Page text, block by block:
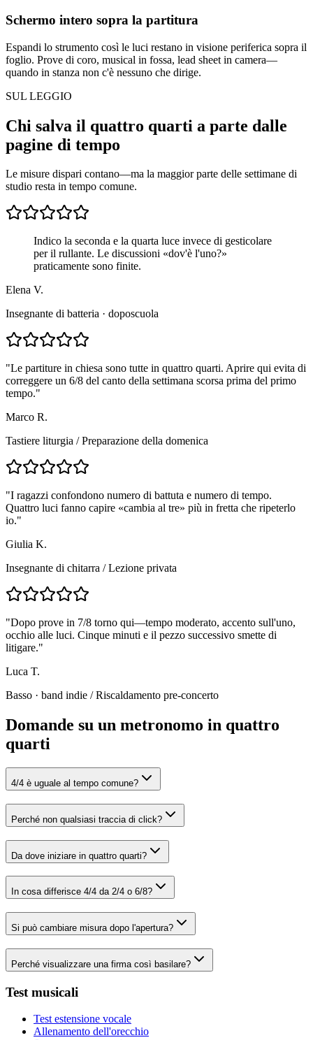
Schermo intero sopra la partitura
Espandi lo strumento così le luci restano in visione periferica sopra il
foglio. Prove di coro, musical in fossa, lead sheet in camera—
quando in stanza non c'è nessuno che dirige.
SUL LEGGIO
Chi salva il quattro quarti a parte dalle
pagine di tempo
Le misure dispari contano—ma la maggior parte delle settimane di
studio resta in tempo comune.
Indico la seconda e la quarta luce invece di gesticolare
per il rullante. Le discussioni «dov'è l'uno?»
praticamente sono finite.
Elena V.
Insegnante di batteria · doposcuola
"Le partiture in chiesa sono tutte in quattro quarti. Aprire qui evita di
correggere un 6/8 del canto della settimana scorsa prima del primo
tempo."
Marco R.
Tastiere liturgia /Preparazione della domenica
"I ragazzi confondono numero di battuta e numero di tempo.
Quattro luci fanno capire «cambia al tre» più in fretta che ripeterlo
io."
Giulia K.
Insegnante di chitarra /Lezione privata
"Dopo prove in 7/8 torno qui—tempo moderato, accento sull'uno,
occhio alle luci. Cinque minuti e il pezzo successivo smette di
litigare."
Luca T.
Basso · band indie /Riscaldamento pre-concerto
Domande su un metronomo in quattro
quarti
4/4 è uguale al tempo comune?
Perché non qualsiasi traccia di click?
Da dove iniziare in quattro quarti?
In cosa differisce 4/4 da 2/4 o 6/8?
Si può cambiare misura dopo l'apertura?
Perché visualizzare una firma così basilare?
Test musicali
Test estensione vocale
Allenamento dell'orecchio